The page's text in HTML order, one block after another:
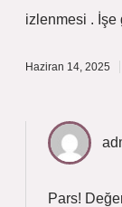
izlenmesi . İşe
Haziran 14, 2025
Pars!